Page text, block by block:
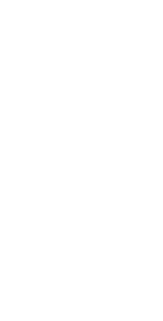
Jangan Mau
Menjadi
Panduan
UMKM
5 Pengusaha